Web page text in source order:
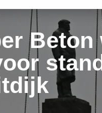
Beton